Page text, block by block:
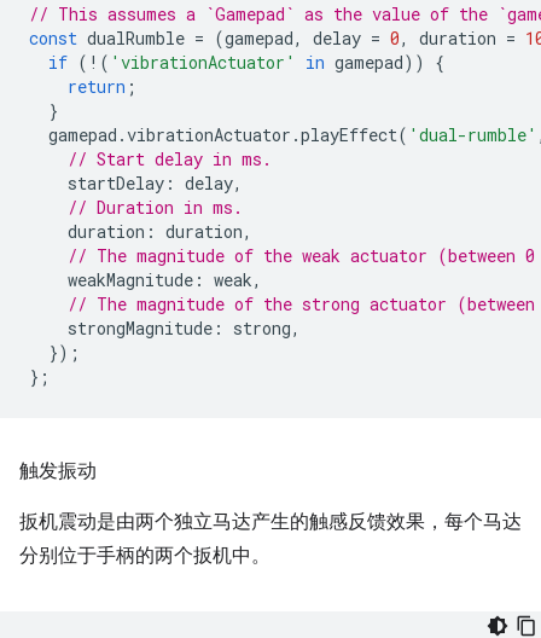
// This assumes a `Gamepad` as the value of the
const dualRumble = (gamepad, delay = 0, duration =
if ( ! ( 'vibrationActuator' in gamepad))
{
return ;
}
gamepad .vibrationActuator .playEffect( 'dual-rumble'
// Start delay in ms.
startDelay : delay,
// Duration in ms.
duration : duration,
// The magnitude of the weak actuator (between
weakMagnitude : weak,
// The magnitude of the strong actuator
strongMagnitude : strong,
});
};
触发振动
扳机震动是由两个独立马达产生的触感反馈效果，每个马达
分别位于手柄的两个扳机中。